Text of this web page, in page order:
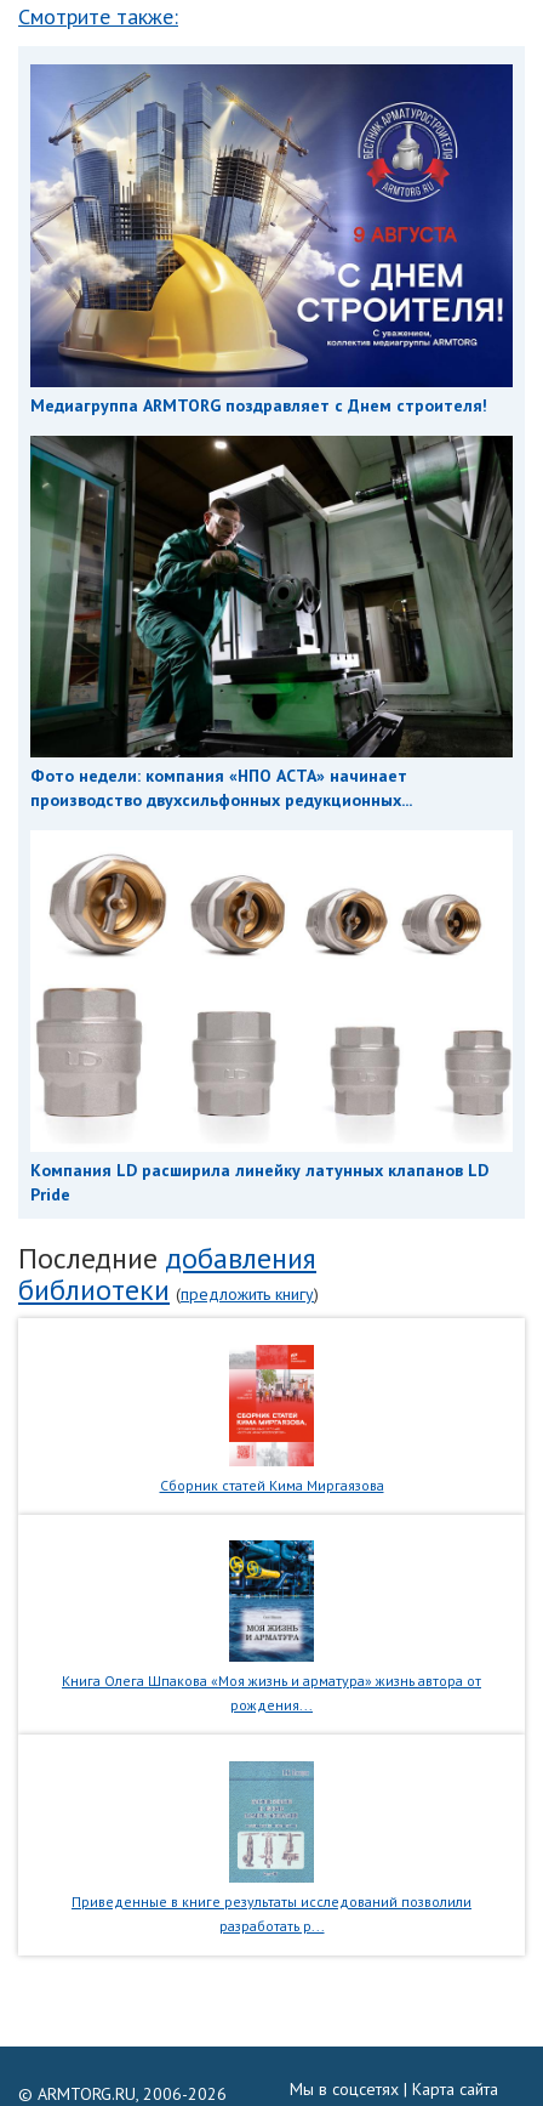
Смотрите также:
Медиагруппа ARMTORG поздравляет с Днем строителя!
Фото недели: компания «НПО АСТА» начинает
производство двухсильфонных редукционных...
Компания LD расширила линейку латунных клапанов LD
Pride
Последние добавления
библиотеки (предложить книгу)
Сборник статей Кима Миргаязова
Книга Олега Шпакова «Моя жизнь и арматура» жизнь автора от
рождения...
Приведенные в книге результаты исследований позволили
разработать р...
© ARMTORG.RU, 2006-2026 Мы в соцсетях | Карта сайта